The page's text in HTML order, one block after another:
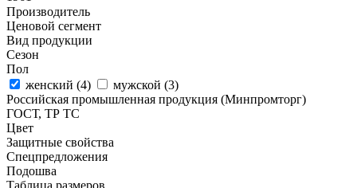
Производитель
Ценовой сегмент
Вид продукции
Сезон
Пол
женский (4) мужской (3)
Российская промышленная продукция (Минпромторг)
ГОСТ, ТР ТС
Цвет
Защитные свойства
Спецпредложения
Подошва
Таблица размеров